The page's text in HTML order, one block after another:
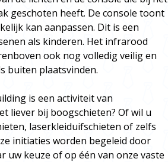
geschoten heeft. De console toont
kan aanpassen. Dit is een
als kinderen. Het infrarood
ook nog volledig veilig en
buiten plaatsvinden.
is een activiteit van
liever bij boogschieten? Of wil u
laserkleiduifschieten of zelfs
initiaties worden begeleid door
uw keuze of op één van onze vaste